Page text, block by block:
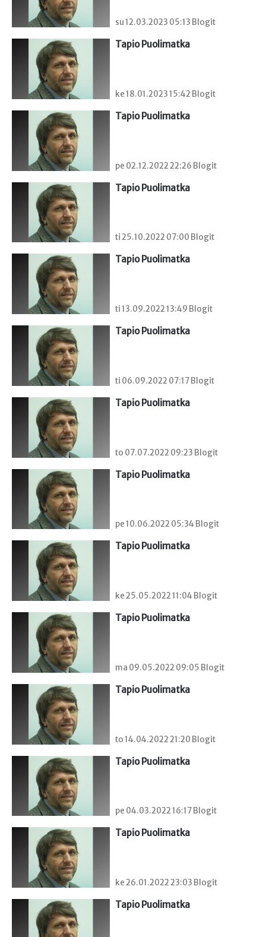
su 12.03.2023 05:13 Blogit
Tapio Puolimatka
ke 18.01.2023 15:42 Blogit
Tapio Puolimatka
pe 02.12.2022 22:26 Blogit
Tapio Puolimatka
ti 25.10.2022 07:00 Blogit
Tapio Puolimatka
ti 13.09.2022 13:49 Blogit
Tapio Puolimatka
ti 06.09.2022 07:17 Blogit
Tapio Puolimatka
to 07.07.2022 09:23 Blogit
Tapio Puolimatka
pe 10.06.2022 05:34 Blogit
Tapio Puolimatka
ke 25.05.2022 11:04 Blogit
Tapio Puolimatka
ma 09.05.2022 09:05 Blogit
Tapio Puolimatka
to 14.04.2022 21:20 Blogit
Tapio Puolimatka
pe 04.03.2022 16:17 Blogit
Tapio Puolimatka
ke 26.01.2022 23:03 Blogit
Tapio Puolimatka